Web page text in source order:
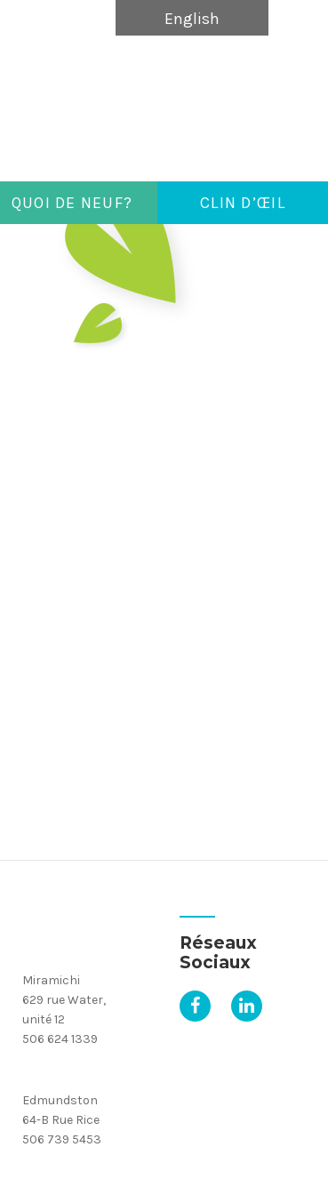
English
QUOI DE NEUF? CLIN D’ŒIL
Miramichi
629 rue Water,
unité 12
506 624 1339
Edmundston
64-B Rue Rice
506 739 5453
Réseaux
Sociaux